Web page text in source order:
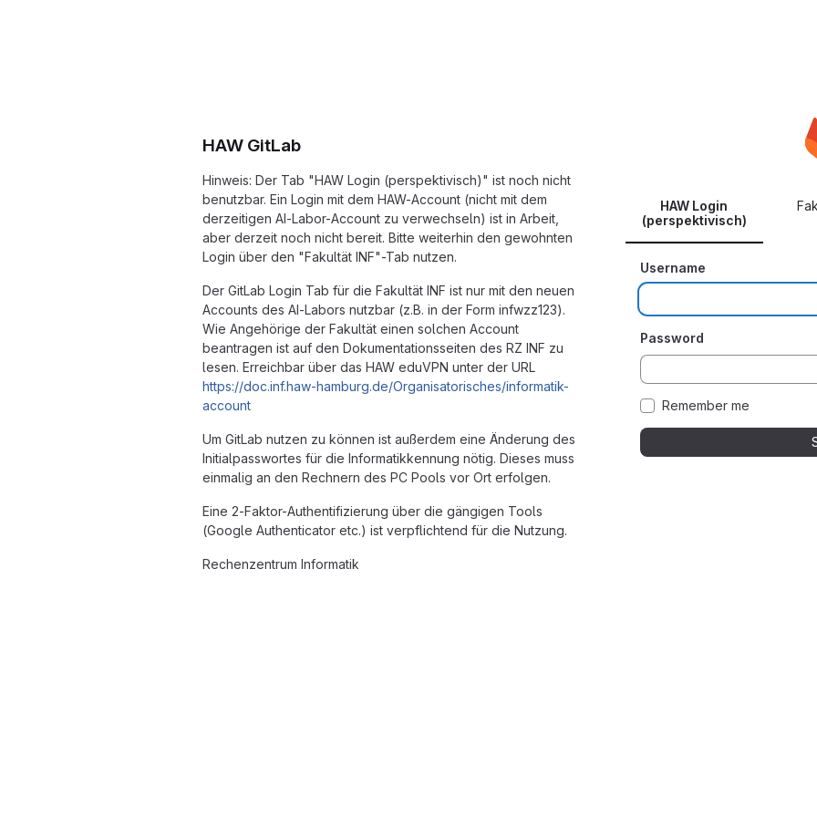
HAW GitLab
Hinweis: Der Tab "HAW Login (perspektivisch)" ist noch nicht
benutzbar. Ein Login mit dem HAW-Account (nicht mit dem
derzeitigen AI-Labor-Account zu verwechseln) ist in Arbeit,
aber derzeit noch nicht bereit. Bitte weiterhin den gewohnten
Login über den "Fakultät INF"-Tab nutzen.
Der GitLab Login Tab für die Fakultät INF ist nur mit den neuen
Accounts des AI-Labors nutzbar (z.B. in der Form infwzz123).
Wie Angehörige der Fakultät einen solchen Account
beantragen ist auf den Dokumentationsseiten des RZ INF zu
lesen. Erreichbar über das HAW eduVPN unter der URL
https://doc.inf.haw-hamburg.de/Organisatorisches/informatik-
account
Um GitLab nutzen zu können ist außerdem eine Änderung des
Initialpasswortes für die Informatikkennung nötig. Dieses muss
einmalig an den Rechnern des PC Pools vor Ort erfolgen.
Eine 2-Faktor-Authentifizierung über die gängigen Tools
(Google Authenticator etc.) ist verpflichtend für die Nutzung.
Rechenzentrum Informatik
HAW Login
(perspektivisch)
Username
Password
Remember me